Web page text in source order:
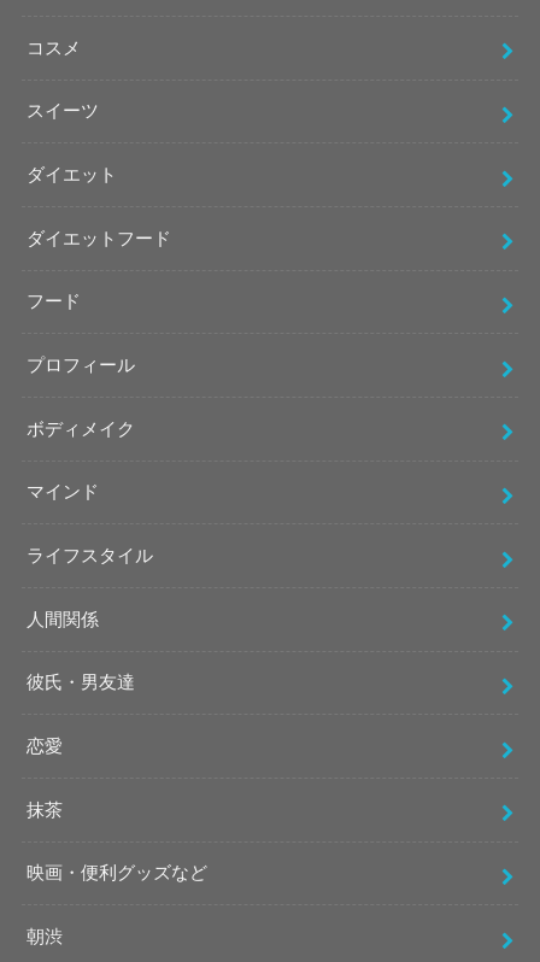
コスメ
スイーツ
ダイエット
ダイエットフード
フード
プロフィール
ボディメイク
マインド
ライフスタイル
人間関係
彼氏・男友達
恋愛
抹茶
映画・便利グッズなど
朝渋